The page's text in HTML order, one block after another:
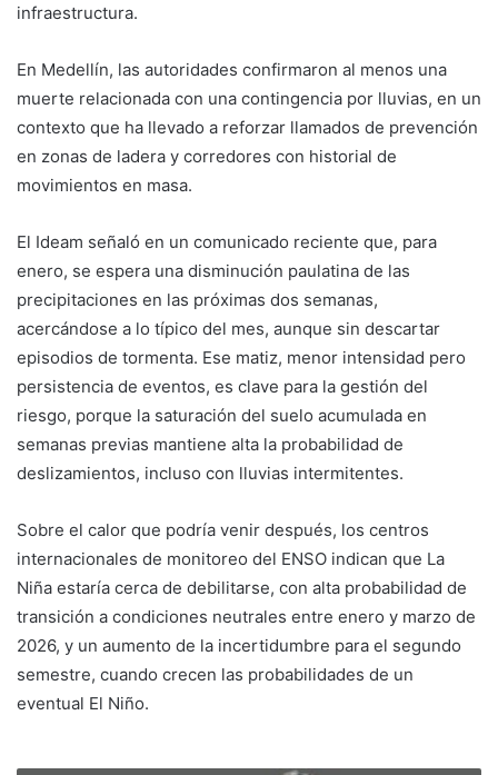
infraestructura.
En Medellín, las autoridades confirmaron al menos una
muerte relacionada con una contingencia por lluvias, en un
contexto que ha llevado a reforzar llamados de prevención
en zonas de ladera y corredores con historial de
movimientos en masa.
El Ideam señaló en un comunicado reciente que, para
enero, se espera una disminución paulatina de las
precipitaciones en las próximas dos semanas,
acercándose a lo típico del mes, aunque sin descartar
episodios de tormenta. Ese matiz, menor intensidad pero
persistencia de eventos, es clave para la gestión del
riesgo, porque la saturación del suelo acumulada en
semanas previas mantiene alta la probabilidad de
deslizamientos, incluso con lluvias intermitentes.
Sobre el calor que podría venir después, los centros
internacionales de monitoreo del ENSO indican que La
Niña estaría cerca de debilitarse, con alta probabilidad de
transición a condiciones neutrales entre enero y marzo de
2026, y un aumento de la incertidumbre para el segundo
semestre, cuando crecen las probabilidades de un
eventual El Niño.